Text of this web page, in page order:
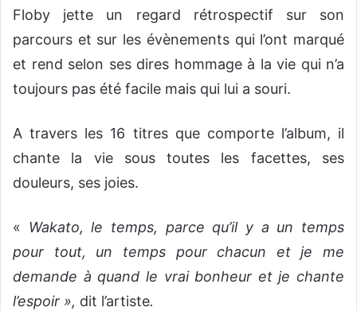
Floby jette un regard rétrospectif sur son
parcours et sur les évènements qui l’ont marqué
et rend selon ses dires hommage à la vie qui n’a
toujours pas été facile mais qui lui a souri.
A travers les 16 titres que comporte l’album, il
chante la vie sous toutes les facettes, ses
douleurs, ses joies.
« Wakato, le temps, parce qu’il y a un temps
pour tout, un temps pour chacun et je me
demande à quand le vrai bonheur et je chante
l’espoir », dit l’artiste.